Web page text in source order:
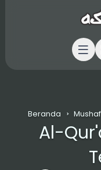
Beranda Mushaf
Al-